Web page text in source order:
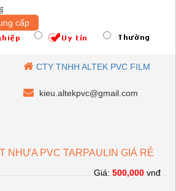
cấp
CTY TNHH ALTEK PVC FILM
kieu.altekpvc@gmail.com
NHỰA PVC TARPAULIN GIÁ RẺ
Giá:500,000vnđ